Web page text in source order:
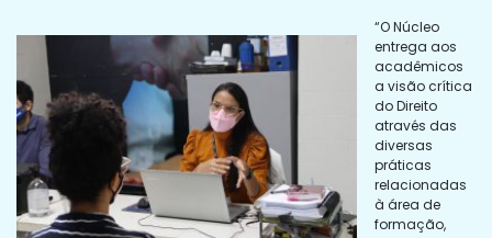
“O Núcleo
entrega aos
acadêmicos
a visão crítica
do Direito
através das
diversas
práticas
relacionadas
à área de
formação,